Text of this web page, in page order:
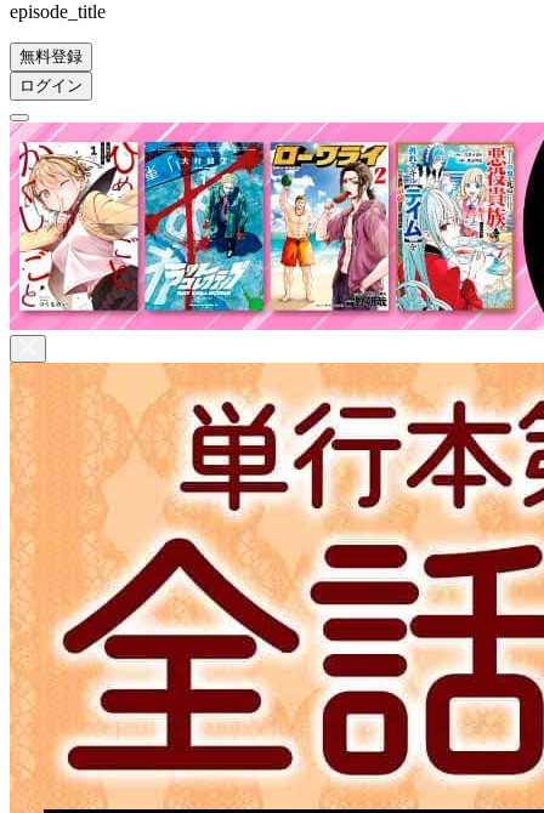
episode_title
無料登録
ログイン